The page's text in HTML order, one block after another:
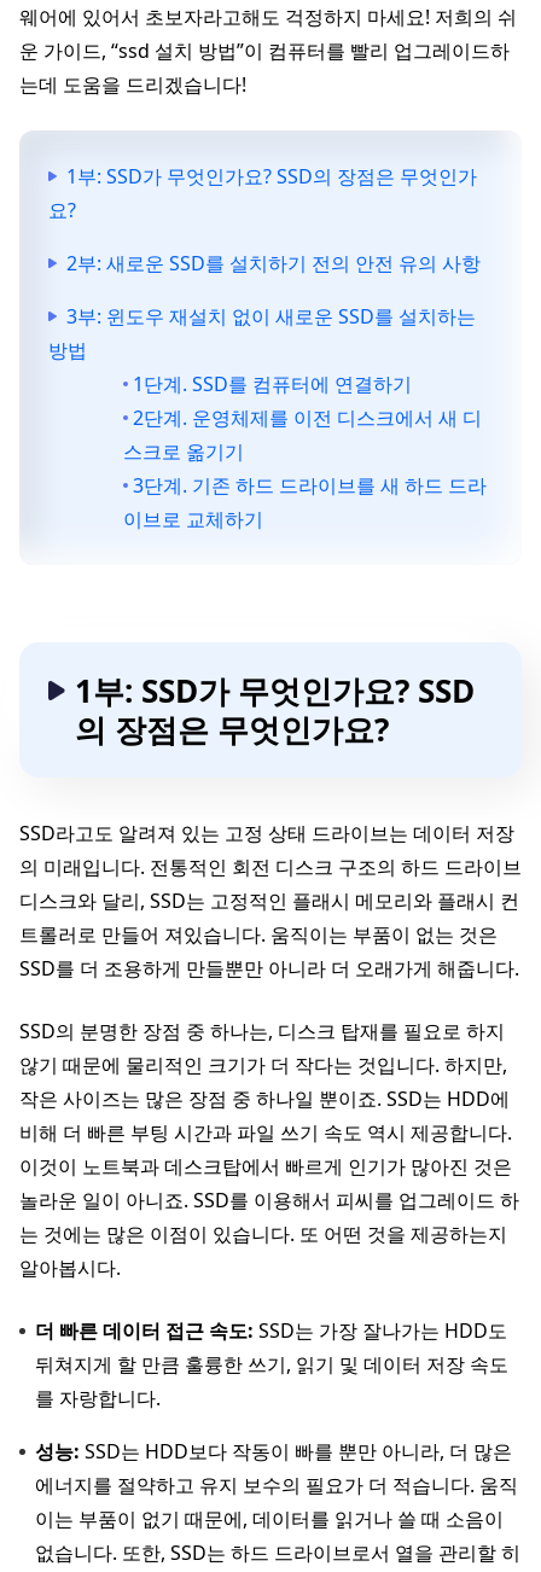
웨어에 있어서 초보자라고해도 걱정하지 마세요! 저희의 쉬
운 가이드, “ssd 설치 방법”이 컴퓨터를 빨리 업그레이드하
는데 도움을 드리겠습니다!
1부: SSD가 무엇인가요? SSD의 장점은 무엇인가
요?
2부: 새로운 SSD를 설치하기 전의 안전 유의 사항
3부: 윈도우 재설치 없이 새로운 SSD를 설치하는
방법
1단계. SSD를 컴퓨터에 연결하기
2단계. 운영체제를 이전 디스크에서 새 디
스크로 옮기기
3단계. 기존 하드 드라이브를 새 하드 드라
이브로 교체하기
1부: SSD가 무엇인가요? SSD
의 장점은 무엇인가요?
SSD라고도 알려져 있는 고정 상태 드라이브는 데이터 저장
의 미래입니다. 전통적인 회전 디스크 구조의 하드 드라이브
디스크와 달리, SSD는 고정적인 플래시 메모리와 플래시 컨
트롤러로 만들어 져있습니다. 움직이는 부품이 없는 것은
SSD를 더 조용하게 만들뿐만 아니라 더 오래가게 해줍니다.
SSD의 분명한 장점 중 하나는, 디스크 탑재를 필요로 하지
않기 때문에 물리적인 크기가 더 작다는 것입니다. 하지만,
작은 사이즈는 많은 장점 중 하나일 뿐이죠. SSD는 HDD에
비해 더 빠른 부팅 시간과 파일 쓰기 속도 역시 제공합니다.
이것이 노트북과 데스크탑에서 빠르게 인기가 많아진 것은
놀라운 일이 아니죠. SSD를 이용해서 피씨를 업그레이드 하
는 것에는 많은 이점이 있습니다. 또 어떤 것을 제공하는지
알아봅시다.
더 빠른 데이터 접근 속도: SSD는 가장 잘나가는 HDD도
뒤쳐지게 할 만큼 훌륭한 쓰기, 읽기 및 데이터 저장 속도
를 자랑합니다.
성능: SSD는 HDD보다 작동이 빠를 뿐만 아니라, 더 많은
에너지를 절약하고 유지 보수의 필요가 더 적습니다. 움직
이는 부품이 없기 때문에, 데이터를 읽거나 쓸 때 소음이
없습니다. 또한, SSD는 하드 드라이브로서 열을 관리할 히